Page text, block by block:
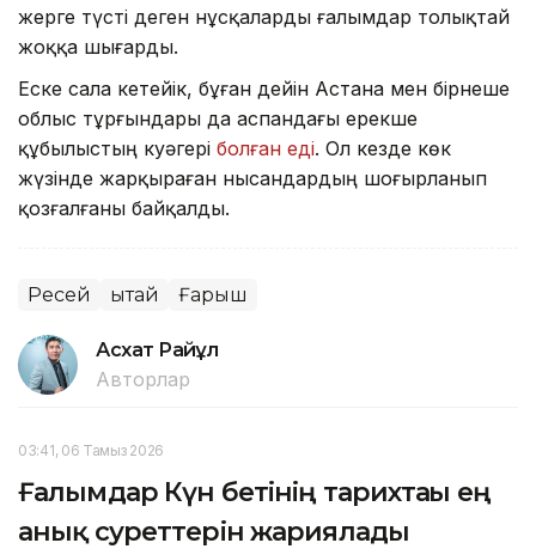
жерге түсті деген нұсқаларды ғалымдар толықтай
жоққа шығарды.
Еске сала кетейік, бұған дейін Астана мен бірнеше
облыс тұрғындары да аспандағы ерекше
құбылыстың куәгері болған еді. Ол кезде көк
жүзінде жарқыраған нысандардың шоғырланып
қозғалғаны байқалды.
Ресей Қытай Ғарыш
Асхат Райқұл
Авторлар
03:41, 06 Тамыз 2026
Ғалымдар Күн бетінің тарихтағы ең
анық суреттерін жариялады